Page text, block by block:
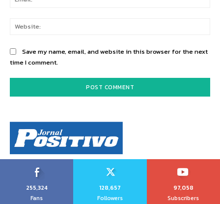
Save my name, email, and website in this browser for the next
time I comment.
255,324
Fans
128,657
Followers
97,058
Subscribers